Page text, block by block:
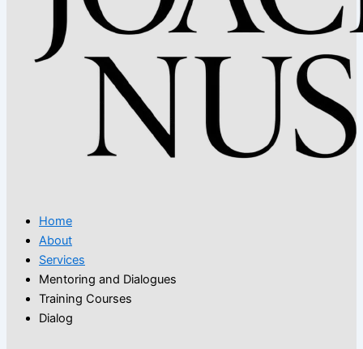
Home
About
Services
Mentoring and Dialogues
Training Courses
Dialog